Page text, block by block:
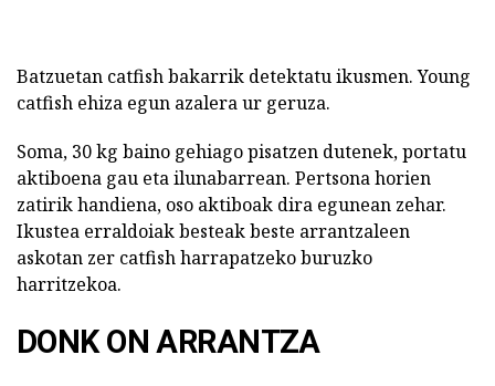
Batzuetan catfish bakarrik detektatu ikusmen. Young
catfish ehiza egun azalera ur geruza.
Soma, 30 kg baino gehiago pisatzen dutenek, portatu
aktiboena gau eta ilunabarrean. Pertsona horien
zatirik handiena, oso aktiboak dira egunean zehar.
Ikustea erraldoiak besteak beste arrantzaleen
askotan zer catfish harrapatzeko buruzko
harritzekoa.
DONK ON ARRANTZA